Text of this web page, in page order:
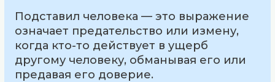
Подставил человека — это выражение
означает предательство или измену,
когда кто-то действует в ущерб
другому человеку, обманывая его или
предавая его доверие.